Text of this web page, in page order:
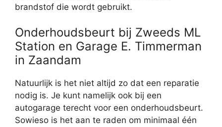
brandstof die wordt gebruikt.
Onderhoudsbeurt bij Zweeds ML
Station en Garage E. Timmerman
in Zaandam
Natuurlijk is het niet altijd zo dat een reparatie
nodig is. Je kunt namelijk ook bij een
autogarage terecht voor een onderhoudsbeurt.
Sowieso is het aan te raden om minimaal één